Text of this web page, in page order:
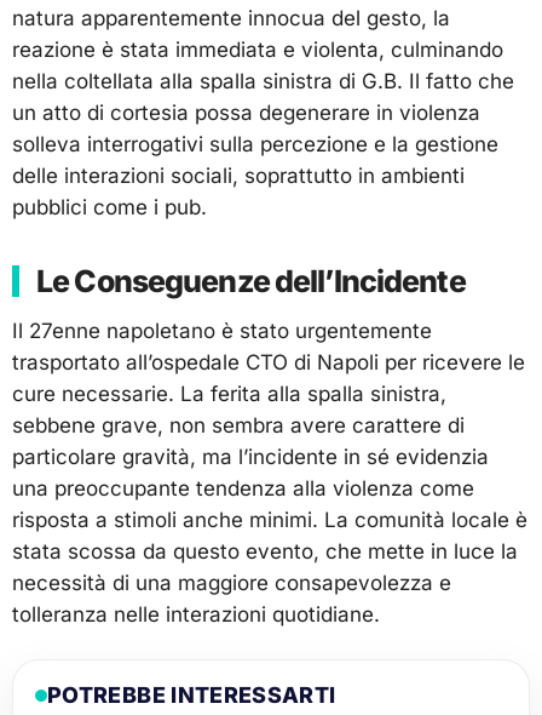
natura apparentemente innocua del gesto, la
reazione è stata immediata e violenta, culminando
nella coltellata alla spalla sinistra di G.B. Il fatto che
un atto di cortesia possa degenerare in violenza
solleva interrogativi sulla percezione e la gestione
delle interazioni sociali, soprattutto in ambienti
pubblici come i pub.
Le Conseguenze dell’Incidente
Il 27enne napoletano è stato urgentemente
trasportato all’ospedale CTO di Napoli per ricevere le
cure necessarie. La ferita alla spalla sinistra,
sebbene grave, non sembra avere carattere di
particolare gravità, ma l’incidente in sé evidenzia
una preoccupante tendenza alla violenza come
risposta a stimoli anche minimi. La comunità locale è
stata scossa da questo evento, che mette in luce la
necessità di una maggiore consapevolezza e
tolleranza nelle interazioni quotidiane.
POTREBBE INTERESSARTI